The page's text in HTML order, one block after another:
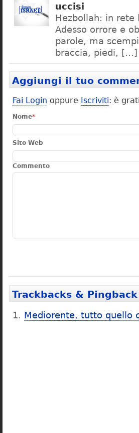
uccisi
Hezbollah: in
Adesso orrore e
parole, ma
braccia, piedi, […]
Aggiungi il tuo
Fai Login oppure Iscriviti: è
Nome*
Sito Web
Commento
Trackbacks & Pingback
Mediorente, tutto quello